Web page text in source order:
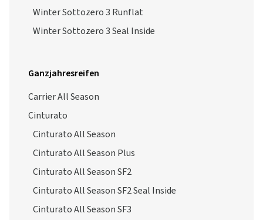
Winter Sottozero 3 Runflat
Winter Sottozero 3 Seal Inside
Ganzjahresreifen
Carrier All Season
Cinturato
Cinturato All Season
Cinturato All Season Plus
Cinturato All Season SF2
Cinturato All Season SF2 Seal Inside
Cinturato All Season SF3